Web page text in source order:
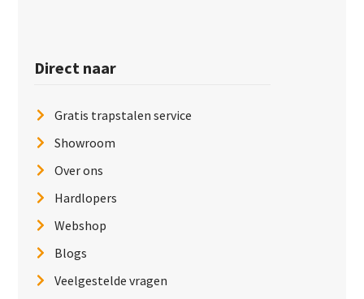
Direct naar
Gratis trapstalen service
Showroom
Over ons
Hardlopers
Webshop
Blogs
Veelgestelde vragen